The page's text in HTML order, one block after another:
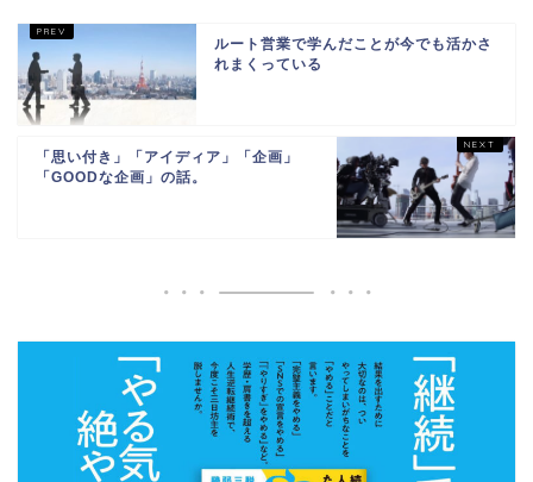
ルート営業で学んだことが今でも活かさ
れまくっている
「思い付き」「アイディア」「企画」
「GOODな企画」の話。